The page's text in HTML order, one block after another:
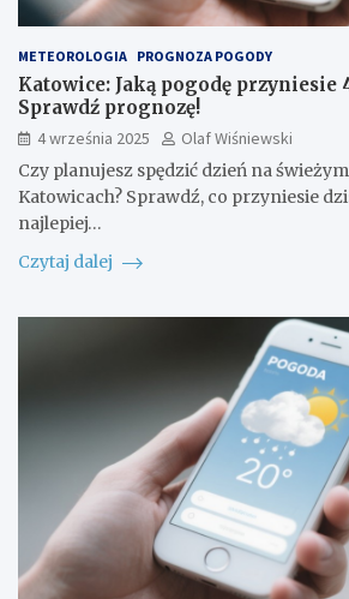
METEOROLOGIA PROGNOZA POGODY
Katowice: Jaką pogodę przyniesie
Sprawdź prognozę!
4 września 2025
Olaf Wiśniewski
Czy planujesz spędzić dzień na
Katowicach? Sprawdź, co przyniesie
najlepiej…
Czytaj dalej